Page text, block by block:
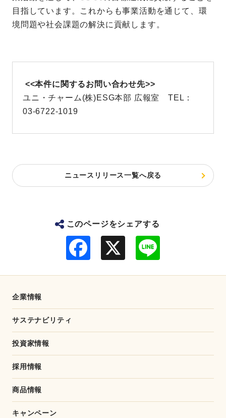
目指しています。これからも事業活動を通じて、環
境問題や社会課題の解決に貢献します。
<<本件に関するお問い合わせ先>>
ユニ・チャーム(株)ESG本部 広報室 TEL：
03-6722-1019
ニュースリリース一覧へ戻る
このページをシェアする
企業情報
サステナビリティ
投資家情報
採用情報
商品情報
キャンペーン